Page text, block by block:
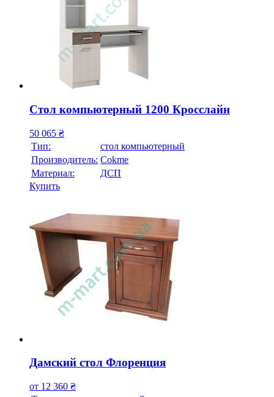
Стол компьютерный 1200 Кросслайн
50 065 ₴
Тип:
стол компьютерный
Производитель: Cokme
Материал:
ДСП
Купить
Дамский стол Флоренция
от 12 360 ₴